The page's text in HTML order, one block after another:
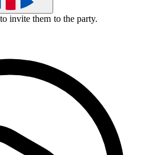
invite them to the party.